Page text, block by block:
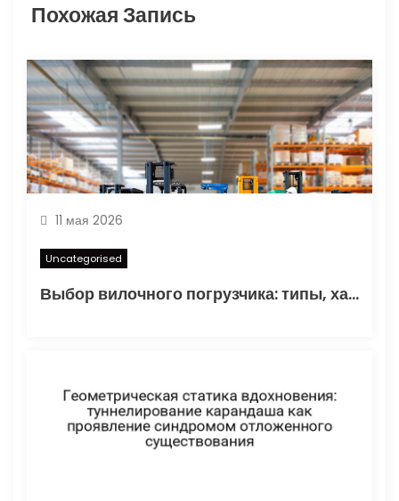
а
п
и
с
я
м
Похожая Запись
11 мая 2026
Uncategorised
Выбор вилочного погрузчика: типы, характеристики и области применения